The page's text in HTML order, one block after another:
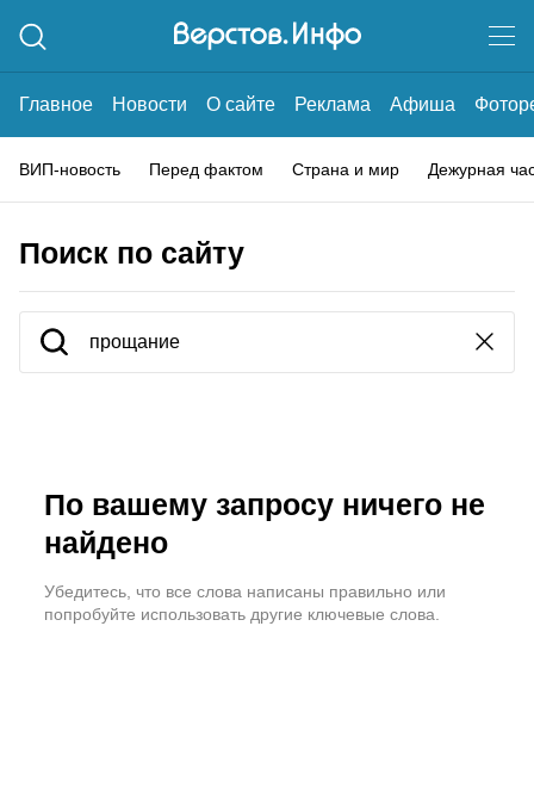
Главное Новости О сайте Реклама Афиша
ВИП-новость Перед фактом Страна и мир Дежурная
Поиск по сайту
По вашему запросу ничего не
найдено
Убедитесь, что все слова написаны правильно или
попробуйте использовать другие ключевые слова.